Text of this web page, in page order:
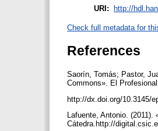
URI: http://
Check full metadata for
References
Saorín, Tomás; Pastor,
Commons». El
http://dx.doi.org/10.3145/
Lafuente, Antonio.
Cátedra.http://